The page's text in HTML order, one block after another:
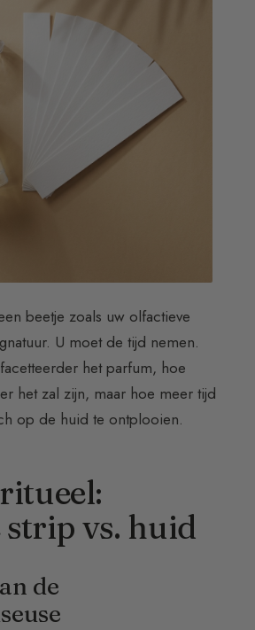
beetje zoals uw olfactieve
U moet de tijd nemen.
het parfum, hoe
het zal zijn, maar hoe meer tijd
op de huid te ontplooien.
vs. huid
de